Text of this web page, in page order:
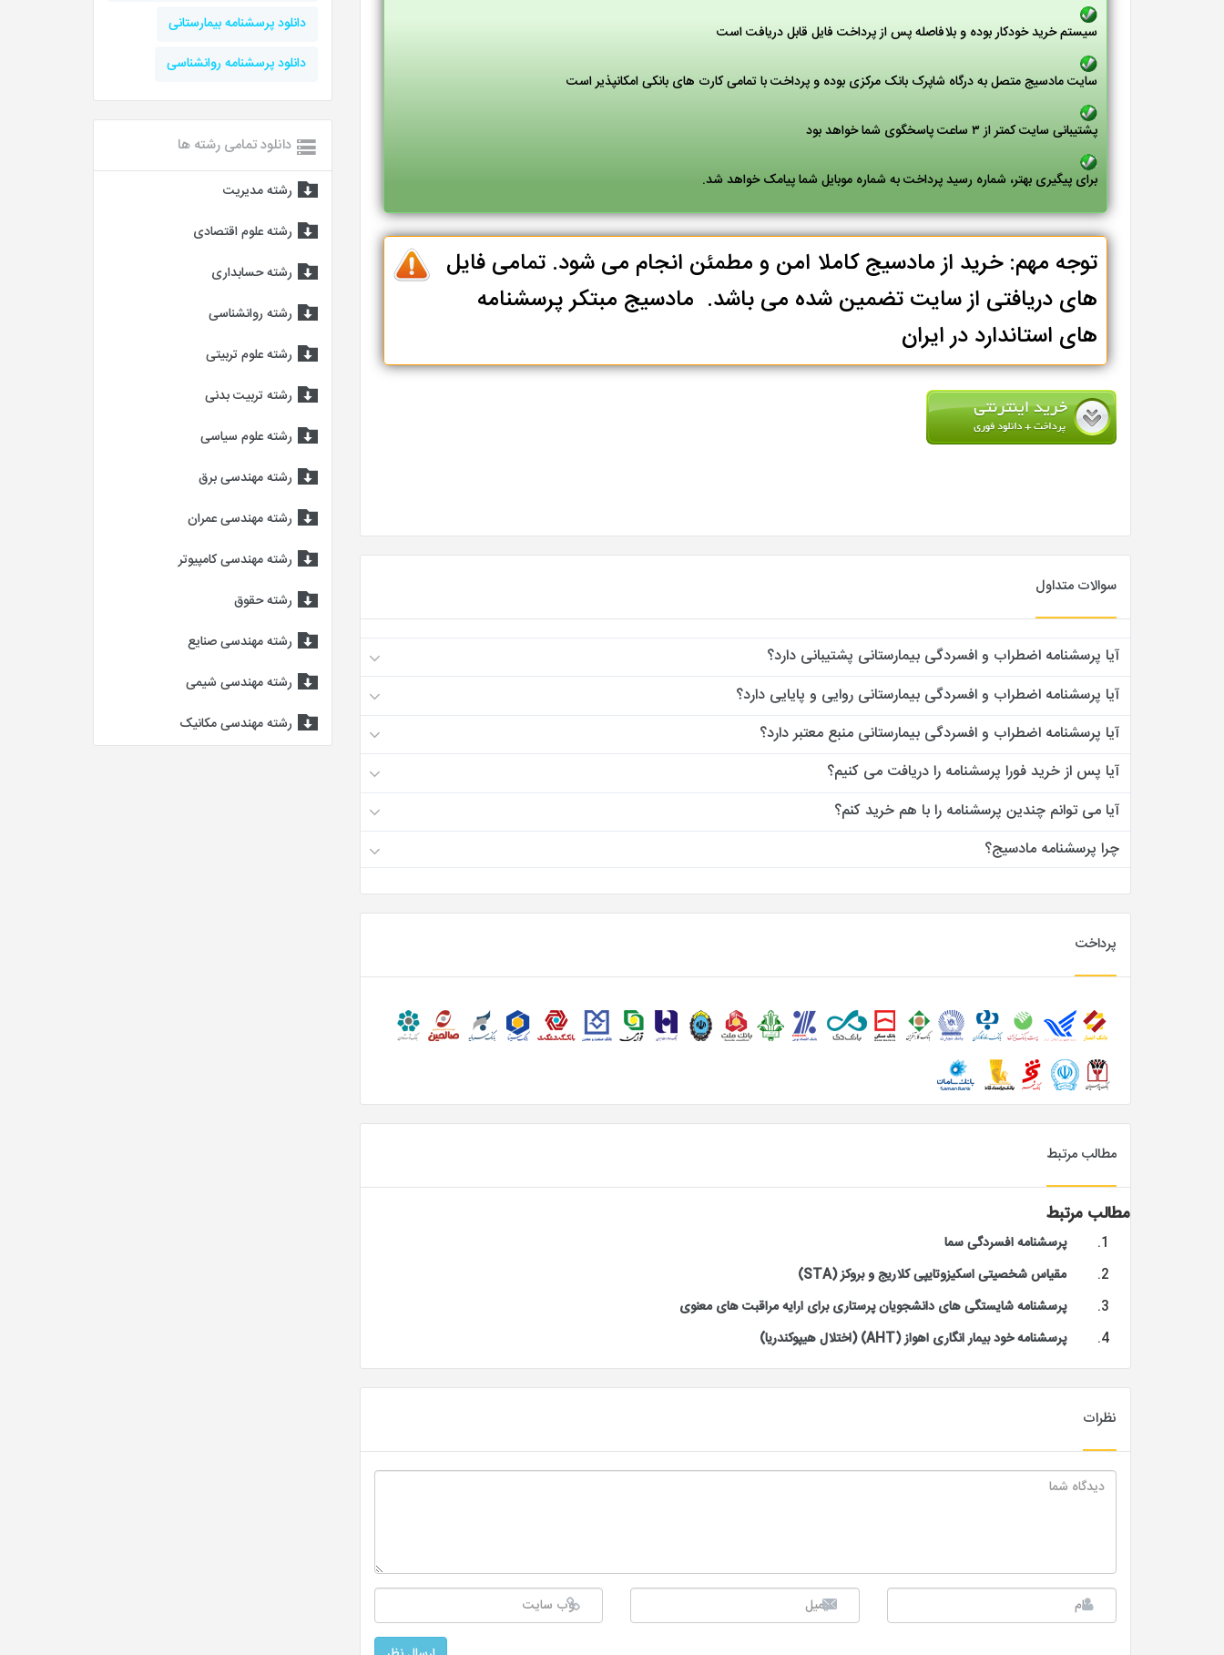
سیستم خرید خودکار بوده و بلافاصله پس از پرداخت فایل قابل دریافت است
سایت مادسیج متصل به درگاه شاپرک بانک مرکزی بوده و پرداخت با تمامی کارت های بانکی امکانپذیر است
پشتیبانی سایت کمتر از ۳ ساعت پاسخگوی شما خواهد بود
برای پیگیری بهتر، شماره رسید پرداخت به شماره موبایل شما پیامک خواهد شد.
توجه مهم: خرید از مادسیج کاملا امن و مطمئن انجام می شود. تمامی فایل
های دریافتی از سایت تضمین شده می باشد. مادسیج مبتکر پرسشنامه
های استاندارد در ایران
سوالات متداول
آیا پرسشنامه اضطراب و افسردگی بیمارستانی پشتیبانی دارد؟
آیا پرسشنامه اضطراب و افسردگی بیمارستانی روایی و پایایی دارد؟
آیا پرسشنامه اضطراب و افسردگی بیمارستانی منبع معتبر دارد؟
آیا پس از خرید فورا پرسشنامه را دریافت می کنیم؟
آیا می توانم چندین پرسشنامه را با هم خرید کنم؟
چرا پرسشنامه مادسیج؟
پرداخت
مطالب مرتبط
مطالب مرتبط
پرسشنامه افسردگی سما
مقیاس شخصیتی اسکیزوتایپی کلاریج و بروکز (STA)
پرسشنامه شایستگی های دانشجویان پرستاری برای ارایه مراقبت های معنوی
پرسشنامه خود بیمار انگاری اهواز (AHT) (اختلال هیپوکندریا)
نظرات
دانلود پرسشنامه بیمارستانی
دانلود پرسشنامه روانشناسی
دانلود تمامی رشته ها
رشته مدیریت
رشته علوم اقتصادی
رشته حسابداری
رشته روانشناسی
رشته علوم تربیتی
رشته تربیت بدنی
رشته علوم سیاسی
رشته مهندسی برق
رشته مهندسی عمران
رشته مهندسی کامپیوتر
رشته حقوق
رشته مهندسی صنایع
رشته مهندسی شیمی
رشته مهندسی مکانیک